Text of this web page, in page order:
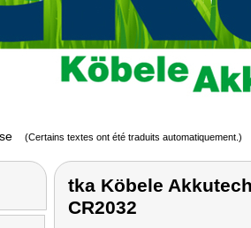
(Certains textes ont été traduits automatiquement.)
tka Köbele
CR2032